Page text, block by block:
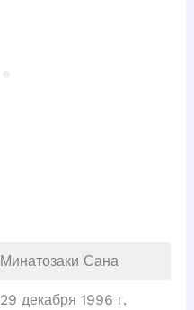
Минатозаки Сана
29 декабря 1996 г.